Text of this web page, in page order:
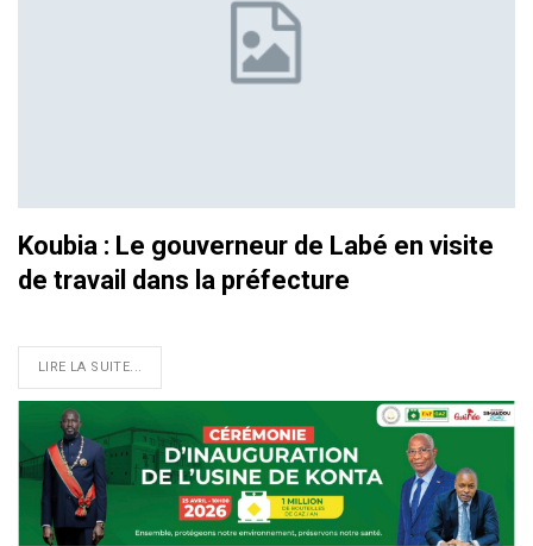
Koubia : Le gouverneur de Labé en visite
de travail dans la préfecture
LIRE LA SUITE...